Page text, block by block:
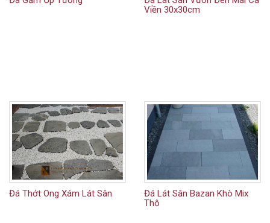
Viền 30x30cm
Đá Thớt Ong Xám Lát Sân
Đá Lát Sân Bazan Khò Mix
Thô